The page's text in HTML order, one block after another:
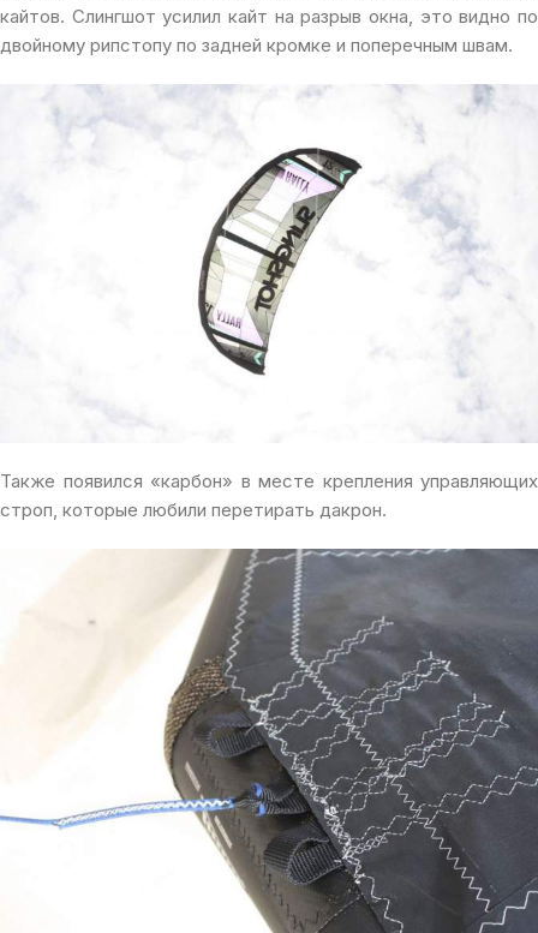
кайтов. Слингшот усилил кайт на разрыв окна, это видно по
двойному рипстопу по задней кромке и поперечным швам.
Также появился «карбон» в месте крепления управляющих
строп, которые любили перетирать дакрон.